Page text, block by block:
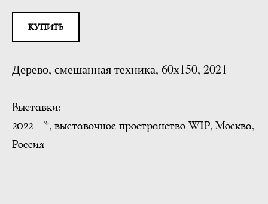
КУПИТЬ
Дерево, смешанная техника, 60х150, 2021
Выставки:
2022 - *, выставочное пространство WIP, Москва,
Россия